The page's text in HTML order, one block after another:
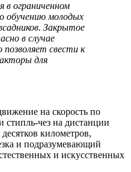
в ограниченном
обучению молодых
Закрытое
в случае
позволяет свести к
для
на скорость по
стипль-чез на дистанции
километров,
и подразумевающий
и искусственных